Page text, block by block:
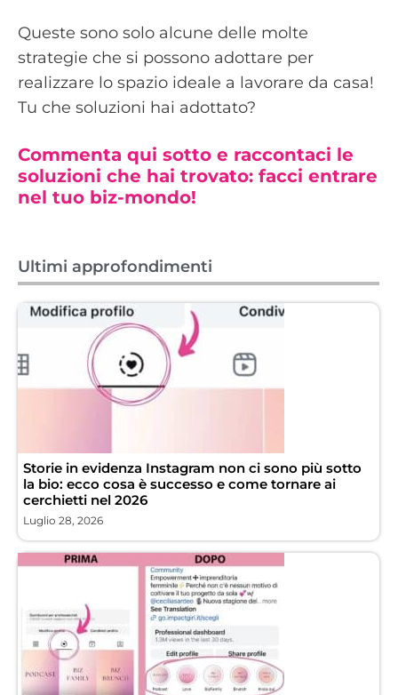
Queste sono solo alcune delle molte
strategie che si possono adottare per
realizzare lo spazio ideale a lavorare da casa!
Tu che soluzioni hai adottato?
Commenta qui sotto e raccontaci le
soluzioni che hai trovato: facci entrare
nel tuo biz-mondo!
Ultimi approfondimenti
Storie in evidenza Instagram non ci sono più sotto
la bio: ecco cosa è successo e come tornare ai
cerchietti nel 2026
Luglio 28, 2026